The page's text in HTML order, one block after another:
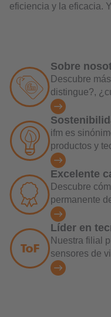
eficiencia y la eficacia.
Sobre
Descubre
distingue?,
ifm es
productos y
Excelente
Descubre
permanente
Líder en
Nuestra filial
sensores de